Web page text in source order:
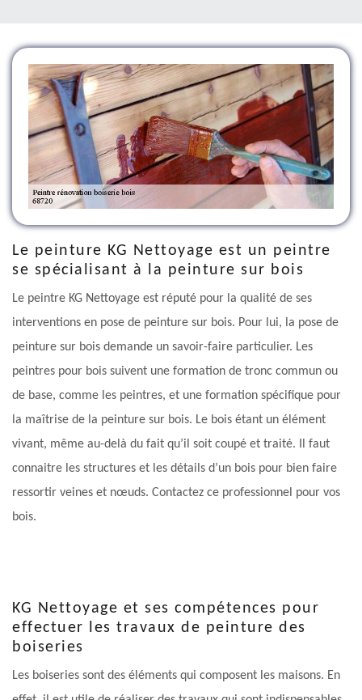
Le peinture KG Nettoyage est un peintre
se spécialisant à la peinture sur bois
Le peintre KG Nettoyage est réputé pour la qualité de ses
interventions en pose de peinture sur bois. Pour lui, la pose de
peinture sur bois demande un savoir-faire particulier. Les
peintres pour bois suivent une formation de tronc commun ou
de base, comme les peintres, et une formation spécifique pour
la maîtrise de la peinture sur bois. Le bois étant un élément
vivant, même au-delà du fait qu’il soit coupé et traité. Il faut
connaitre les structures et les détails d’un bois pour bien faire
ressortir veines et nœuds. Contactez ce professionnel pour vos
bois.
KG Nettoyage et ses compétences pour
effectuer les travaux de peinture des
boiseries
Les boiseries sont des éléments qui composent les maisons. En